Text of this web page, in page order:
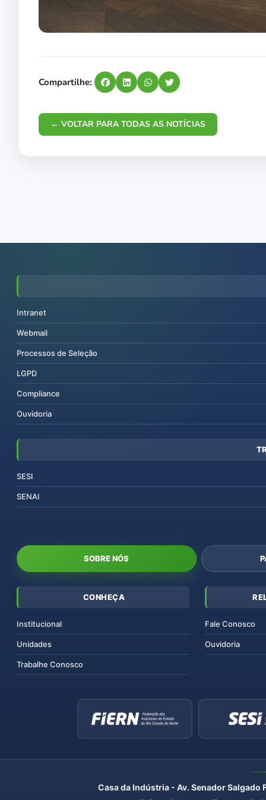
Compartilhe:
← VOLTAR PARA TODAS AS NOTÍCIAS
Intranet
Webmail
Processos de Seleção
LGPD
Compliance
Ouvidoria
SESI
SENAI
SOBRE NÓS
CONHEÇA
Institucional
Unidades
Trabalhe Conosco
Fale Conosco
Ouvidoria
Casa da Indústria - Av. Senador